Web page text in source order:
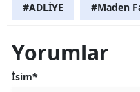
#ADLİYE #Maden
Yorumlar
İsim*